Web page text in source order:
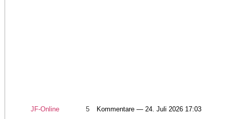
JF-Online 5 Kommentare — 24. Juli 2026 17:03